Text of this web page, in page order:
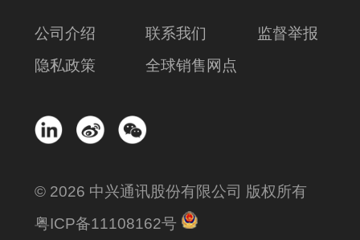
公司介绍 联系我们
监督举报
隐私政策
全球销售网点
© 2026 中兴通讯股份有限公司 版权所有
粤ICP备11108162号